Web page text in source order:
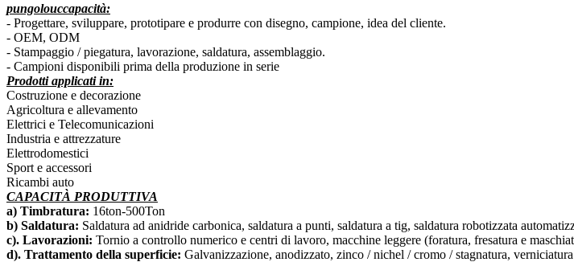
pungolouccapacità:
- Progettare, sviluppare, prototipare e produrre con disegno, campione, idea del cliente.
- OEM, ODM
- Stampaggio / piegatura, lavorazione, saldatura, assemblaggio.
- Campioni disponibili prima della produzione in serie
Prodotti applicati in:
Costruzione e decorazione
Agricoltura e allevamento
Elettrici e Telecomunicazioni
Industria e attrezzature
Elettrodomestici
Sport e accessori
Ricambi auto
CAPACITÀ PRODUTTIVA
a) Timbratura: 16ton-500Ton
b) Saldatura: Saldatura ad anidride carbonica, saldatura a punti, saldatura a tig, saldatura robotizzata
c). Lavorazioni: Tornio a controllo numerico e centri di lavoro, macchine leggere (foratura, fresatura e
d). Trattamento della superficie: Galvanizzazione, anodizzato, zinco / nichel / cromo / stagnatura,